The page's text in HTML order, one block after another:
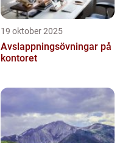
19 oktober 2025
Avslappningsövningar på
kontoret